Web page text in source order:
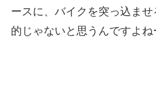
ースに、バイクを突っ込ま
的じゃないと思うんですよね